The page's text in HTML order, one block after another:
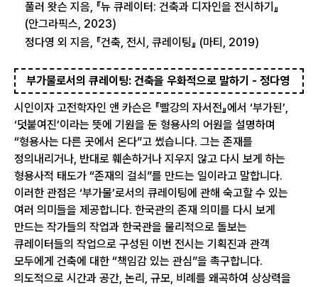
풀러 왓슨 지음, 『뉴 큐레이터: 건축과 디자인을 전시하기』
(안그라픽스, 2023)
정다영 외 지음, 『건축, 전시, 큐레이팅』 (마티, 2019)
부가물로서의 큐레이팅: 건축을 우화적으로 말하기 - 정다영
시인이자 고전학자인 앤 카슨은 『빨강의 자서전』에서 ‘부가된’,
‘덧붙여진’이라는 뜻에 기원을 둔 형용사의 어원을 설명하며
“형용사는 다른 곳에서 온다”고 썼습니다. 그는 존재를
정의내리거나, 반대로 훼손하거나 지우지 않고 다시 보게 하는
형용사적 태도가 “존재의 걸쇠”를 만드는 일이라고 말합니다.
이러한 관점은 ‘부가물’로서의 큐레이팅에 관해 숙고할 수 있는
여러 의미들을 제공합니다. 한국관의 존재 의미를 다시 보게
만드는 작가들의 작업과 한국관을 물리적으로 돌보는
큐레이터들의 작업으로 구성된 이번 전시는 기획진과 관객
모두에게 건축에 대한 “책임감 있는 관심”을 촉구합니다.
의도적으로 시간과 공간, 논리, 규모, 비례를 왜곡하여 상상력을